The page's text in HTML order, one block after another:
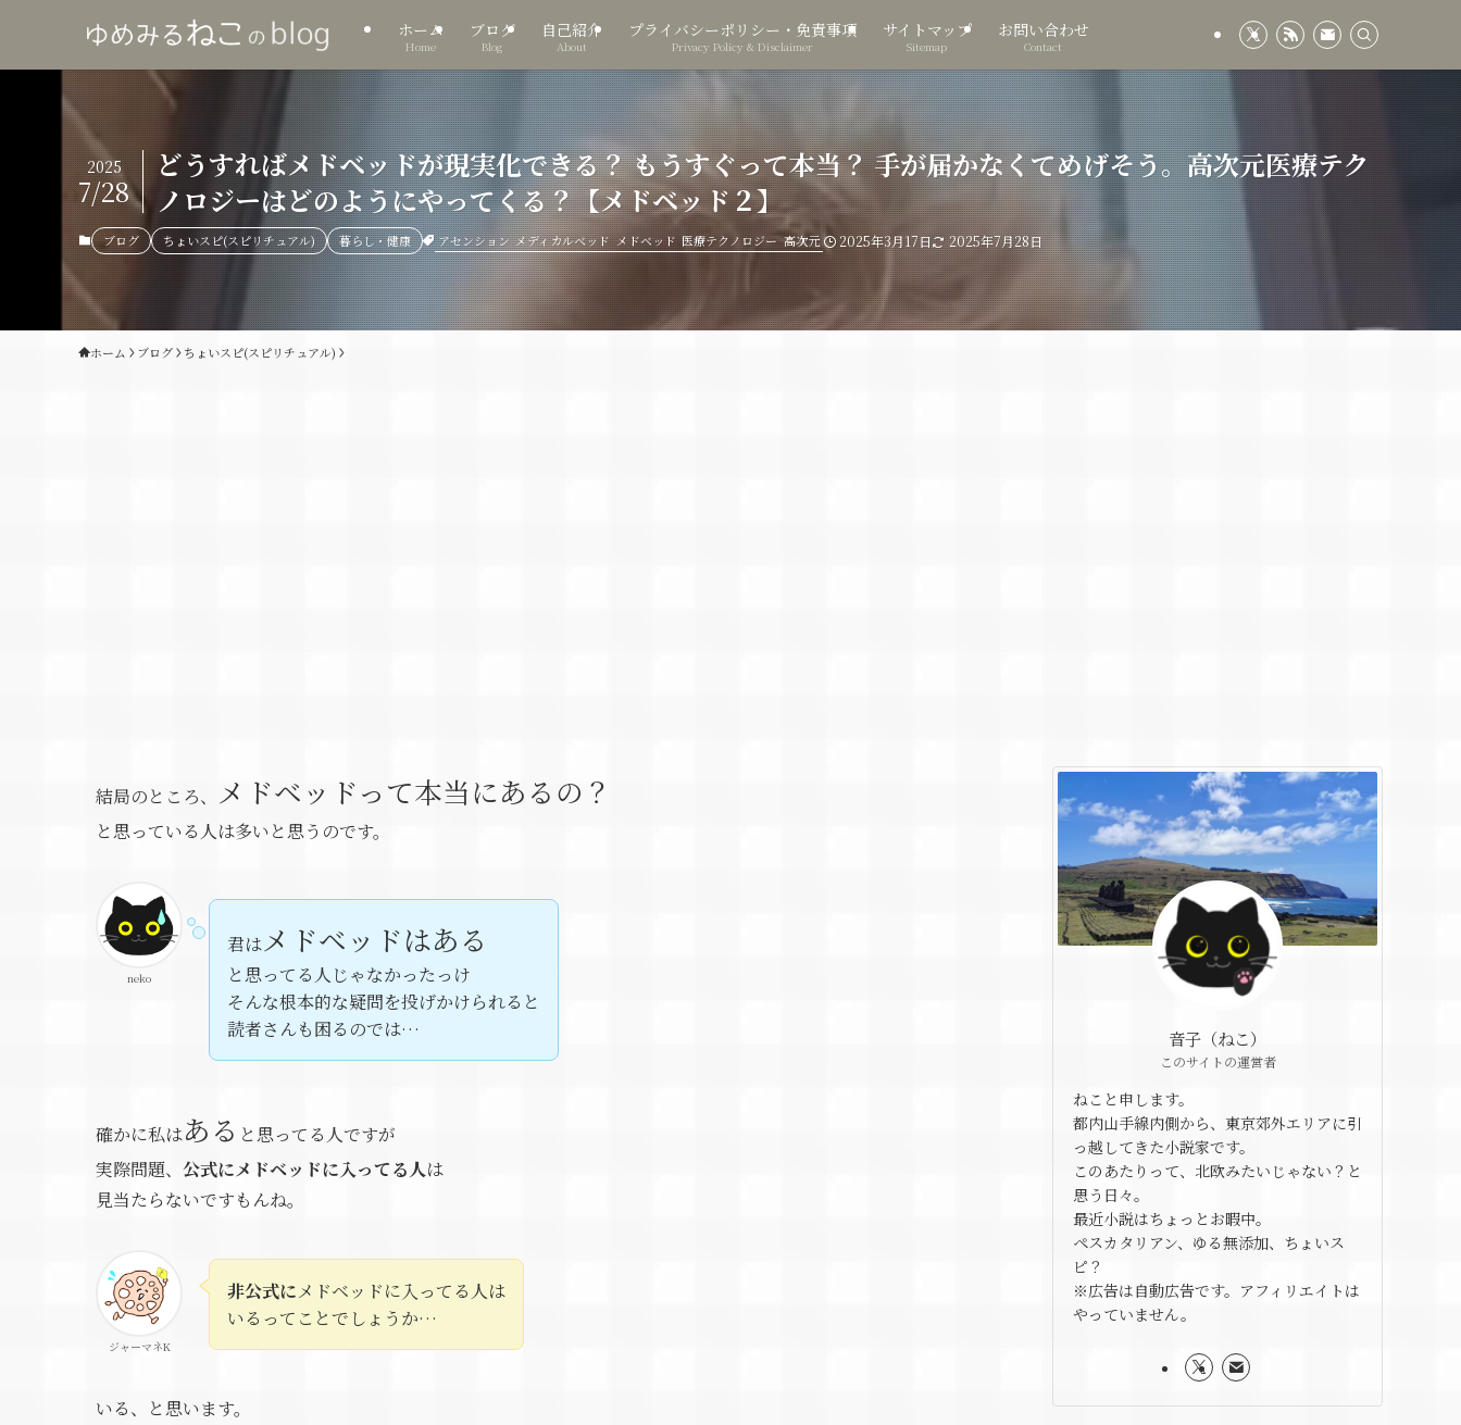
ホーム
Home
ブログ
Blog
自己紹介
About
プライバシーポリシー・免責事項
Privacy Policy & Disclaimer
サイトマップ
Sitemap
お問い合わせ
Contact
どうすればメドベッドが現実化できる？ もうすぐって本当？ 手が届かなくてめげそう。高次元医療テク
ノロジーはどのようにやってくる？【メドベッド２】
2025
7/28
ブログ ちょいスピ(スピリチュアル) 暮らし・健康 アセンション メディカルベッド メドベッド 医療テクノロジー 高次元 2025年3月17日 2025年7月28日
ホーム ブログ ちょいスピ(スピリチュアル)
結局のところ、 メドベッドって本当にあるの？
と思っている人は多いと思うのです。
neko
君はメドベッドはある
と思ってる人じゃなかったっけ
そんな根本的な疑問を投げかけられると
読者さんも困るのでは…
確かに私はある と思ってる人ですが
実際問題、 公式にメドベッドに入ってる人は
見当たらないですもんね。
ジャーマネK
非公式にメドベッドに入ってる人は
いるってことでしょうか…
いる、と思います。
音子（ねこ）
このサイトの運営者
ねこと申します。
都内山手線内側から、東京郊外エリアに引
っ越してきた小説家です。
このあたりって、北欧みたいじゃない？と
思う日々。
最近小説はちょっとお暇中。
ペスカタリアン、ゆる無添加、ちょいス
ピ？
※広告は自動広告です。アフィリエイトは
やっていません。